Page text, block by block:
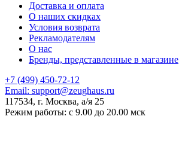
Доставка и оплата
О наших скидках
Условия возврата
Рекламодателям
О нас
Бренды, представленные в магазине
+7 (499) 450-72-12
Email: support@zeughaus.ru
117534, г. Москва, а/я 25
Режим работы: с 9.00 до 20.00 мск